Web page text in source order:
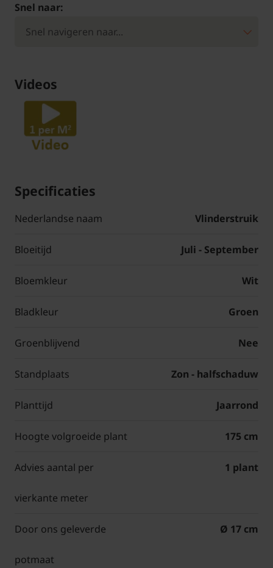
Snel naar:
Videos
Specificaties
Nederlandse naam Vlinderstruik
Bloeitijd Juli - September
Bloemkleur Wit
Bladkleur Groen
Groenblijvend Nee
Standplaats Zon - halfschaduw
Planttijd Jaarrond
Hoogte volgroeide plant 175 cm
Advies aantal per
vierkante meter
1 plant
Door ons geleverde
potmaat
Ø 17 cm